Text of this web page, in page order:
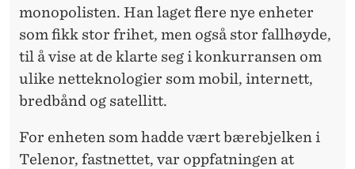
monopolisten. Han laget flere nye enheter
som fikk stor frihet, men også stor fallhøyde,
til å vise at de klarte seg i konkurransen om
ulike netteknologier som mobil, internett,
bredbånd og satellitt.
For enheten som hadde vært bærebjelken i
Telenor, fastnettet, var oppfatningen at